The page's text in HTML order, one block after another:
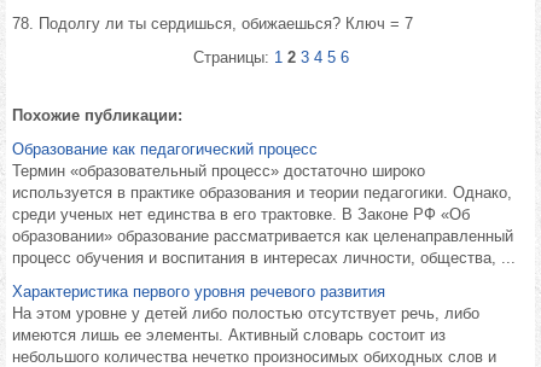
78. Подолгу ли ты сердишься, обижаешься? Ключ = 7
Страницы: 1 2 3 4 5 6
Похожие публикации:
Образование как педагогический процесс
Термин «образовательный процесс» достаточно широко
используется в практике образования и теории педагогики. Однако,
среди ученых нет единства в его трактовке. В Законе РФ «Об
образовании» образование рассматривается как целенаправленный
процесс обучения и воспитания в интересах личности, общества, ...
Характеристика первого уровня речевого развития
На этом уровне у детей либо полостью отсутствует речь, либо
имеются лишь ее элементы. Активный словарь состоит из
небольшого количества нечетко произносимых обиходных слов и